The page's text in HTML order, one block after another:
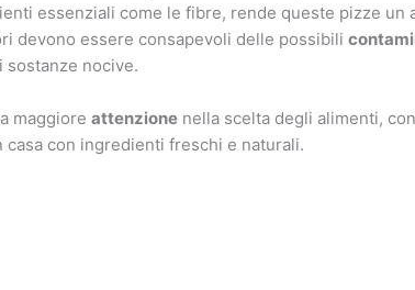
essenziali come le fibre, rende queste pizze un
devono essere consapevoli delle possibili
sostanze nocive.
maggioreattenzione nella scelta degli alimenti,
con ingredienti freschi e naturali.